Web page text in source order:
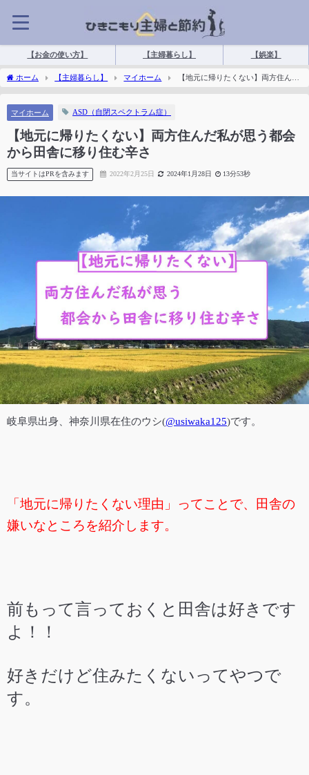
【お金の使い方】 【主婦暮らし】 【娯楽】
ホーム 【主婦暮らし】 マイホーム
【地元に帰りたくない】両方住んだ
マイホーム ASD（自閉スペクトラム症）
【地元に帰りたくない】両方住んだ私が思う都会
から田舎に移り住む辛さ
当サイトはPRを含みます 2022年2月25日 2024年1月28日 13分53秒
岐阜県出身、神奈川県在住のウシ(@usiwaka125)です。
「地元に帰りたくない理由」ってことで、田舎の
嫌いなところを紹介します。
前もって言っておくと田舎は好きです
よ！！
好きだけど住みたくないってやつで
す。